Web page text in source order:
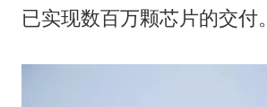
已实现数百万颗芯片的交付。